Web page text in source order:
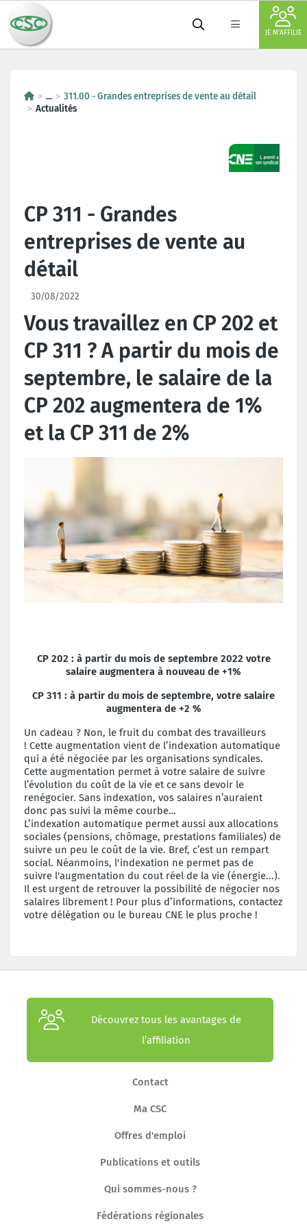
JE M'AFFILIE
...
311.00 - Grandes entreprises de vente au détail
Actualités
CP 311 - Grandes
entreprises de vente au
détail
30/08/2022
Vous travaillez en CP 202 et
CP 311 ? A partir du mois de
septembre, le salaire de la
CP 202 augmentera de 1%
et la CP 311 de 2%
CP 202 : à partir du mois de septembre 2022 votre
salaire augmentera à nouveau de +1%
CP 311 : à partir du mois de septembre, votre salaire
augmentera de +2 %
Un cadeau ? Non, le fruit du combat des travailleurs
! Cette augmentation vient de l’indexation automatique
qui a été négociée par les organisations syndicales.
Cette augmentation permet à votre salaire de suivre
l’évolution du coût de la vie et ce sans devoir le
renégocier. Sans indexation, vos salaires n’auraient
donc pas suivi la même courbe…
L’indexation automatique permet aussi aux allocations
sociales (pensions, chômage, prestations familiales) de
suivre un peu le coût de la vie. Bref, c’est un rempart
social. Néanmoins, l'indexation ne permet pas de
suivre l'augmentation du cout réel de la vie (énergie...).
Il est urgent de retrouver la possibilité de négocier nos
salaires librement ! Pour plus d’informations, contactez
votre délégation ou le bureau CNE le plus proche !
Découvrez tous les avantages de
l’affiliation
Contact
Ma CSC
Offres d'emploi
Publications et outils
Qui sommes-nous ?
Fédérations régionales